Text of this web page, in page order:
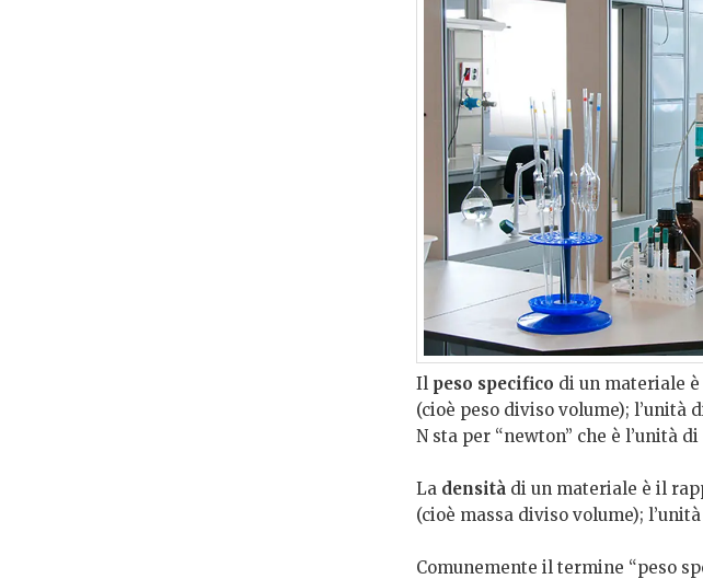
Il peso specifico di un materiale
(cioè peso diviso volume); l’unità
N sta per “newton” che è l’unità
La densitàdi un materiale è il
(cioè massa diviso volume);
Comunemente il termine “peso